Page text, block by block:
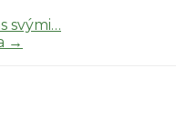
svými…
→